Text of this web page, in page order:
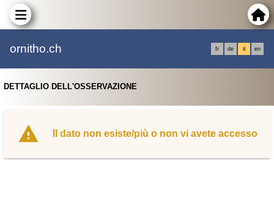
ornitho.ch fr de it en
DETTAGLIO DELL'OSSERVAZIONE
Il dato non esiste/più o non vi avete accesso